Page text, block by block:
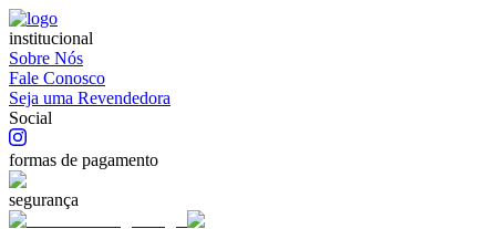
institucional
Sobre Nós
Fale Conosco
Seja uma Revendedora
Social
formas de pagamento
segurança